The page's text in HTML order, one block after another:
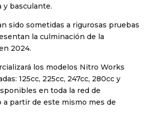
y basculante.
sido sometidas a rigurosas pruebas
la culminación de la
2024.
los modelos Nitro Works
125cc, 225cc, 247cc, 280cc y
en toda la red de
partir de este mismo mes de